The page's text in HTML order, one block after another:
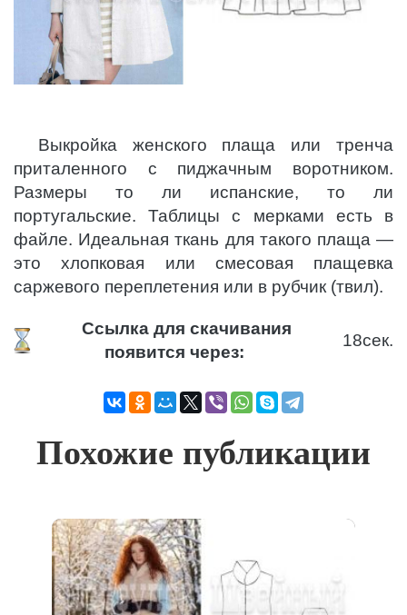
Выкройка женского плаща или тренча
приталенного с пиджачным воротником.
Размеры то ли испанские, то ли
португальские. Таблицы с мерками есть в
файле. Идеальная ткань для такого плаща —
это хлопковая или смесовая плащевка
саржевого переплетения или в рубчик (твил).
Ссылка для скачивания
появится через:
17сек.
Похожие публикации